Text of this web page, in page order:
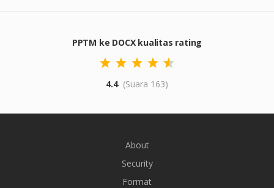
PPTM ke DOCX kualitas rating
4.4 (Suara 163)
About
Security
Format